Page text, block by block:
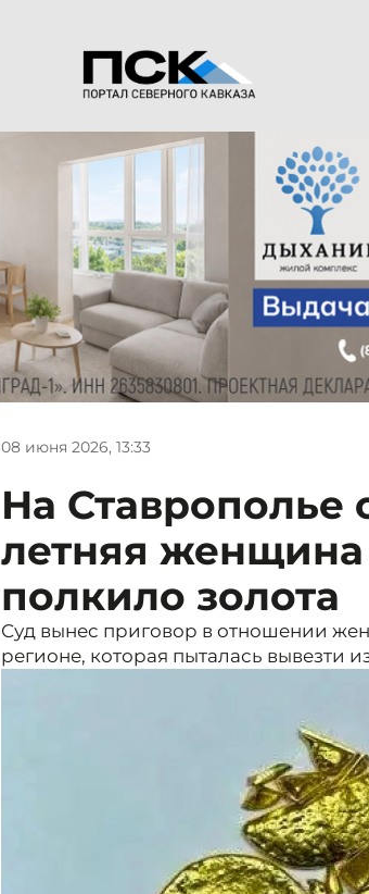
08 июня 2026, 13:33
На Ставрополье
летняя женщина
полкило золота
Суд вынес приговор в отношении
регионе, которая пыталась вывезти